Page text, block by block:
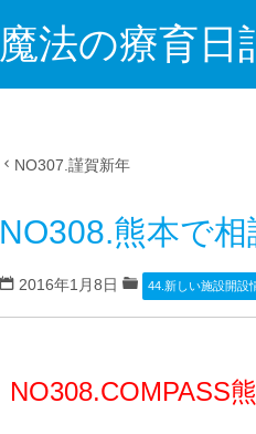
魔法の療育日
NO307.謹賀新年
NO308.熊本で相
2016年1月8日 44.新しい施設開設
NO308.COMPASS